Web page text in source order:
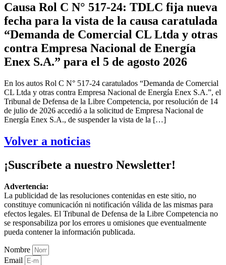
Causa Rol C N° 517-24: TDLC fija nueva
fecha para la vista de la causa caratulada
“Demanda de Comercial CL Ltda y otras
contra Empresa Nacional de Energía
Enex S.A.” para el 5 de agosto 2026
En los autos Rol C N° 517-24 caratulados “Demanda de Comercial
CL Ltda y otras contra Empresa Nacional de Energía Enex S.A.”, el
Tribunal de Defensa de la Libre Competencia, por resolución de 14
de julio de 2026 accedió a la solicitud de Empresa Nacional de
Energía Enex S.A., de suspender la vista de la […]
Volver a noticias
¡Suscríbete a nuestro Newsletter!
Advertencia:
La publicidad de las resoluciones contenidas en este sitio, no
constituye comunicación ni notificación válida de las mismas para
efectos legales. El Tribunal de Defensa de la Libre Competencia no
se responsabiliza por los errores u omisiones que eventualmente
pueda contener la información publicada.
Nombre
Email